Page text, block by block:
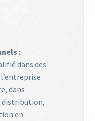
:
dans des
dans
distribution,
en